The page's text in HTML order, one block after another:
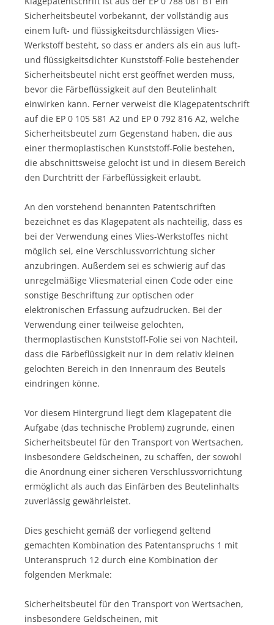
Sicherheitsbeutel vorbekannt, der vollständig aus
einem luft- und flüssigkeitsdurchlässigen Vlies-
Werkstoff besteht, so dass er anders als ein aus luft-
und flüssigkeitsdichter Kunststoff-Folie bestehender
Sicherheitsbeutel nicht erst geöffnet werden muss,
bevor die Färbeflüssigkeit auf den Beutelinhalt
einwirken kann. Ferner verweist die Klagepatentschrift
auf die EP 0 105 581 A2 und EP 0 792 816 A2, welche
Sicherheitsbeutel zum Gegenstand haben, die aus
einer thermoplastischen Kunststoff-Folie bestehen,
die abschnittsweise gelocht ist und in diesem Bereich
den Durchtritt der Färbeflüssigkeit erlaubt.
An den vorstehend benannten Patentschriften
bezeichnet es das Klagepatent als nachteilig, dass es
bei der Verwendung eines Vlies-Werkstoffes nicht
möglich sei, eine Verschlussvorrichtung sicher
anzubringen. Außerdem sei es schwierig auf das
unregelmäßige Vliesmaterial einen Code oder eine
sonstige Beschriftung zur optischen oder
elektronischen Erfassung aufzudrucken. Bei der
Verwendung einer teilweise gelochten,
thermoplastischen Kunststoff-Folie sei von Nachteil,
dass die Färbeflüssigkeit nur in dem relativ kleinen
gelochten Bereich in den Innenraum des Beutels
eindringen könne.
Vor diesem Hintergrund liegt dem Klagepatent die
Aufgabe (das technische Problem) zugrunde, einen
Sicherheitsbeutel für den Transport von Wertsachen,
insbesondere Geldscheinen, zu schaffen, der sowohl
die Anordnung einer sicheren Verschlussvorrichtung
ermöglicht als auch das Einfärben des Beutelinhalts
zuverlässig gewährleistet.
Dies geschieht gemäß der vorliegend geltend
gemachten Kombination des Patentanspruchs 1 mit
Unteranspruch 12 durch eine Kombination der
folgenden Merkmale:
Sicherheitsbeutel für den Transport von Wertsachen,
insbesondere Geldscheinen, mit